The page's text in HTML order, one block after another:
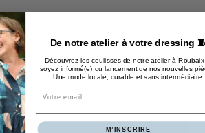
De notre atelier à votre dressing
Découvrez les coulisses de notre atelier à
soyez informé(e) du lancement de nos nouvelles
Une mode locale, durable et sans intermédiaire
M’INSCRIRE